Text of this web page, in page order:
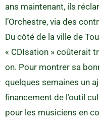
ans maintenant, ils
l’Orchestre, via des
Du côté de la ville de
« CDIsation » coûterait
on. Pour montrer sa
quelques semaines un
financement de l’outil
pour les musiciens en